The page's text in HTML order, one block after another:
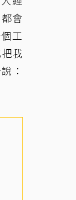
會
工
我
：